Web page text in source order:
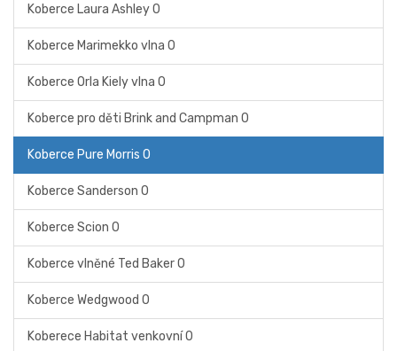
Koberce Laura Ashley0
Koberce Marimekko vlna 0
Koberce Orla Kiely vlna 0
Koberce pro děti Brink and Campman 0
Koberce Pure Morris 0
Koberce Sanderson 0
Koberce Scion 0
Koberce vlněné Ted Baker0
Koberce Wedgwood 0
Koberece Habitat venkovní0